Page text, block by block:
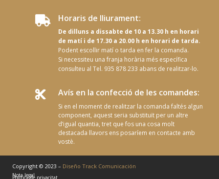
 Horaris de lliurament:
De dilluns a dissabte de 10 a 13.30 h en horari
de matí i de 17.30 a 20.00 h en horari de tarda.
Podent escollir matí o tarda en fer la comanda.
Si necessiteu una franja horària més específica
consulteu al Tel. 935 878 233 abans de realitzar-lo.
 Avís en la confecció de les comandes:
Si en el moment de realitzar la comanda faltés algun
component, aquest seria substituït per un altre
d’igual quantia, tret que fos una cosa molt
destacada llavors ens posaríem en contacte amb
vostè.
Copyright © 2023 – Diseño Track Comunicación
Nota legal